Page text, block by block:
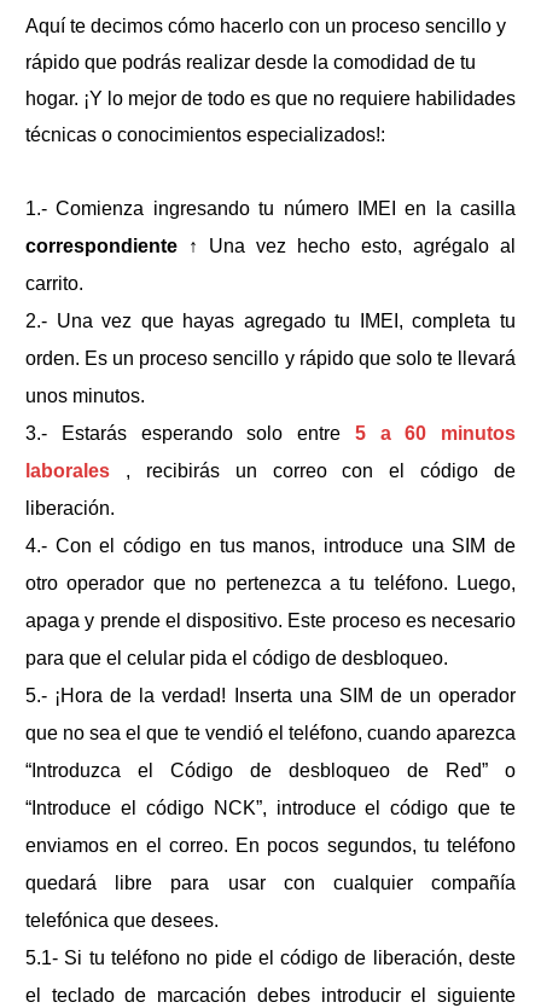
Aquí te decimos cómo hacerlo con un proceso sencillo y
rápido que podrás realizar desde la comodidad de tu
hogar. ¡Y lo mejor de todo es que no requiere habilidades
técnicas o conocimientos especializados!:
1.- Comienza ingresando tu número IMEI en la casilla
correspondiente ↑ Una vez hecho esto, agrégalo al
carrito.
2.- Una vez que hayas agregado tu IMEI, completa tu
orden. Es un proceso sencillo y rápido que solo te llevará
unos minutos.
3.- Estarás esperando solo entre
5 a 60 minutos
laborales , recibirás un correo con el código de
liberación.
4.- Con el código en tus manos, introduce una SIM de
otro operador que no pertenezca a tu teléfono. Luego,
apaga y prende el dispositivo. Este proceso es necesario
para que el celular pida el código de desbloqueo.
5.- ¡Hora de la verdad! Inserta una SIM de un operador
que no sea el que te vendió el teléfono, cuando aparezca
“Introduzca el Código de desbloqueo de Red” o
“Introduce el código NCK”, introduce el código que te
enviamos en el correo. En pocos segundos, tu teléfono
quedará libre para usar con cualquier compañía
telefónica que desees.
5.1- Si tu teléfono no pide el código de liberación, deste
el teclado de marcación debes introducir el siguiente